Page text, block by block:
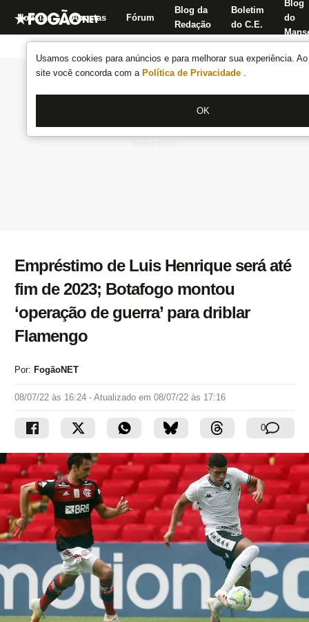
Usamos cookies para anúncios e para melhorar sua experiência.
site você concorda com a Política de Privacidade .
OK
Notícias Apostas Fórum
Blog da
Redação
Boletim
do C.E.
Blog
do
Empréstimo de Luis Henrique será até
fim de 2023; Botafogo montou
‘operação de guerra’ para driblar
Flamengo
Por: FogãoNET
08/07/22 às 16:24 - Atualizado em 08/07/22 às 17:16
0